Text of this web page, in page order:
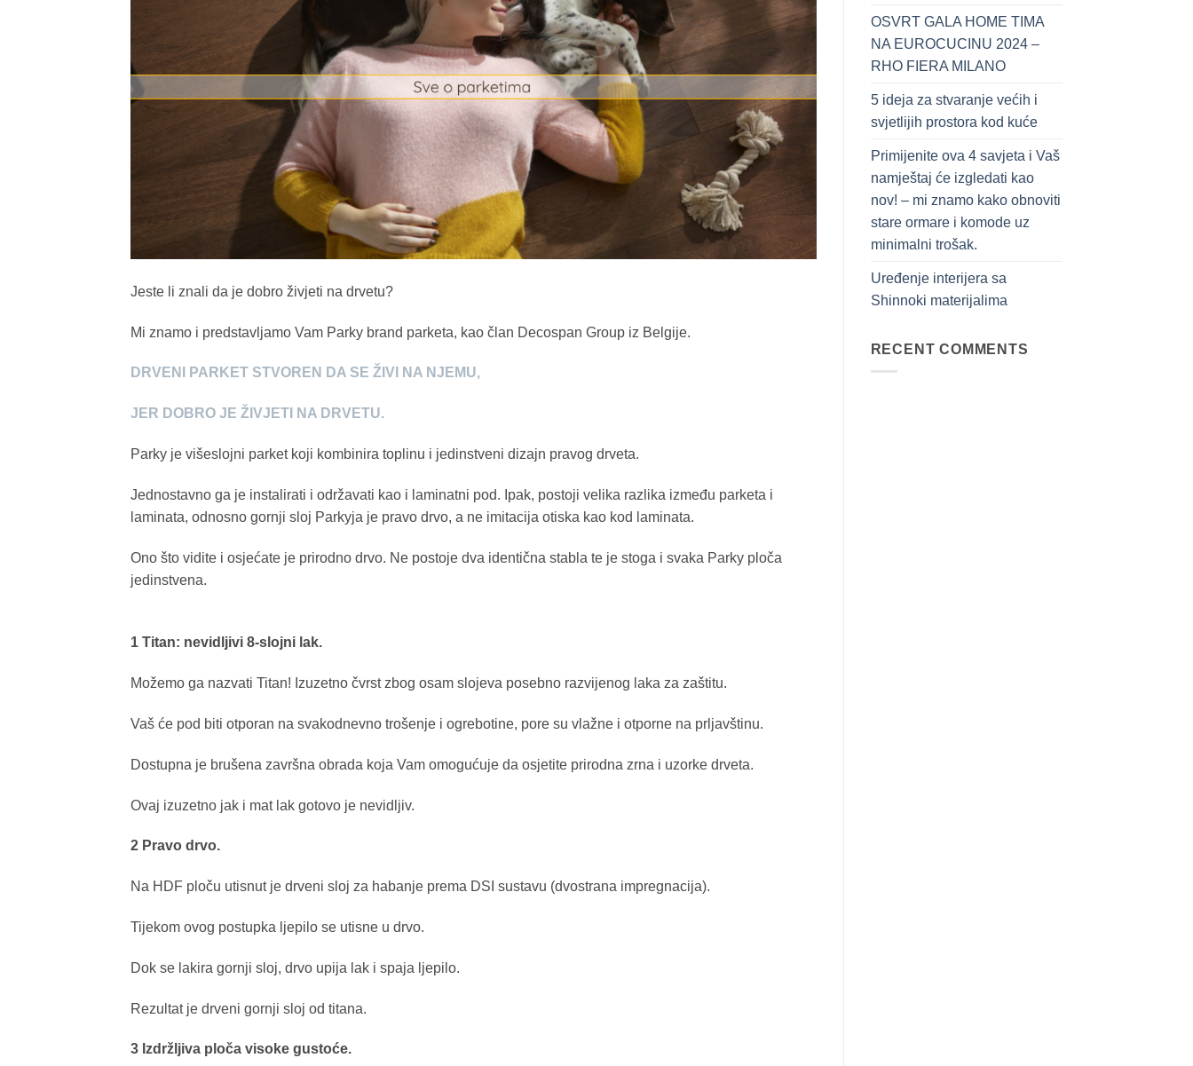
Jeste li znali da je dobro živjeti na drvetu?
Mi znamo i predstavljamo Vam Parky brand parketa, kao član Decospan Group iz Belgije.
DRVENI PARKET STVOREN DA SE ŽIVI NA NJEMU,
JER DOBRO JE ŽIVJETI NA DRVETU.
Parky je višeslojni parket koji kombinira toplinu i jedinstveni dizajn pravog drveta.
Jednostavno ga je instalirati i održavati kao i laminatni pod. Ipak, postoji velika razlika između parketa i
laminata, odnosno gornji sloj Parkyja je pravo drvo, a ne imitacija otiska kao kod laminata.
Ono što vidite i osjećate je prirodno drvo. Ne postoje dva identična stabla te je stoga i svaka Parky ploča
jedinstvena.
1 Titan: nevidljivi 8-slojni lak.
Možemo ga nazvati Titan! Izuzetno čvrst zbog osam slojeva posebno razvijenog laka za zaštitu.
Vaš će pod biti otporan na svakodnevno trošenje i ogrebotine, pore su vlažne i otporne na prljavštinu.
Dostupna je brušena završna obrada koja Vam omogućuje da osjetite prirodna zrna i uzorke drveta.
Ovaj izuzetno jak i mat lak gotovo je nevidljiv.
2 Pravo drvo.
Na HDF ploču utisnut je drveni sloj za habanje prema DSI sustavu (dvostrana impregnacija).
Tijekom ovog postupka ljepilo se utisne u drvo.
Dok se lakira gornji sloj, drvo upija lak i spaja ljepilo.
Rezultat je drveni gornji sloj od titana.
3 Izdržljiva ploča visoke gustoće.
OSVRT GALA HOME TIMA
NA EUROCUCINU 2024 –
RHO FIERA MILANO
5 ideja za stvaranje većih i
svjetlijih prostora kod kuće
Primijenite ova 4 savjeta i Vaš
namještaj će izgledati kao
nov! – mi znamo kako obnoviti
stare ormare i komode uz
minimalni trošak.
Uređenje interijera sa
Shinnoki materijalima
RECENT COMMENTS